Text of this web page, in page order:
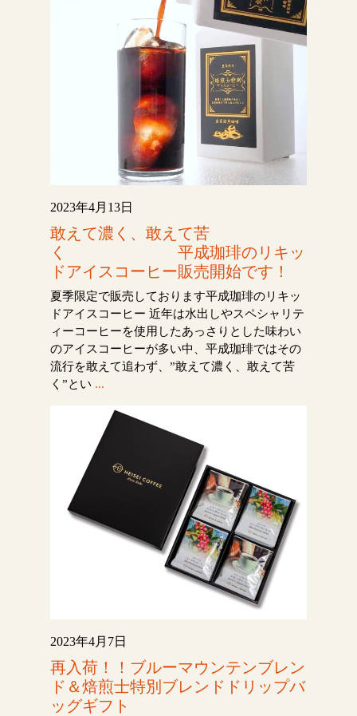
2023年4月13日
敢えて濃く、敢えて苦
く 平成珈琲のリキッ
ドアイスコーヒー販売開始です！
夏季限定で販売しております平成珈琲のリキッ
ドアイスコーヒー 近年は水出しやスペシャリテ
ィーコーヒーを使用したあっさりとした味わい
のアイスコーヒーが多い中、平成珈琲ではその
流行を敢えて追わず、”敢えて濃く、敢えて苦
く”とい ...
2023年4月7日
再入荷！！ブルーマウンテンブレン
ド＆焙煎士特別ブレンドドリップバ
ッグギフト